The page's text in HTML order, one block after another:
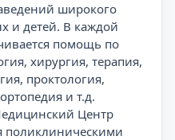
широкого
и детей. В каждой
помощь по
хирургия, терапия,
проктология,
и т.д.
Центр
поликлиническими